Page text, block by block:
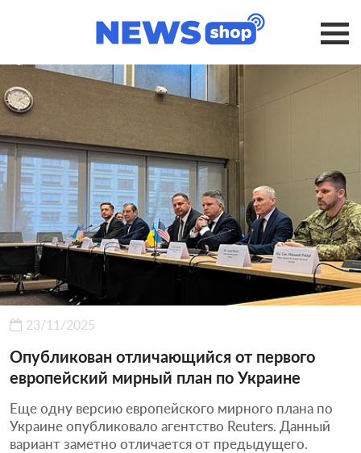
23/11/2025
Опубликован отличающийся от первого
европейский мирный план по Украине
Еще одну версию европейского мирного плана по
Украине опубликовало агентство Reuters. Данный
вариант заметно отличается от предыдущего.